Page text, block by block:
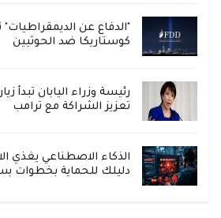
"الدفاع عن الديمقراطيات"
كوستاريكا ضد الحوثيين
رئيسة وزراء اليابان تبدأ
تعزيز الشراكة مع ترامب
الذكاء الاصطناعي يغذي
دليلك للحماية بخطوات